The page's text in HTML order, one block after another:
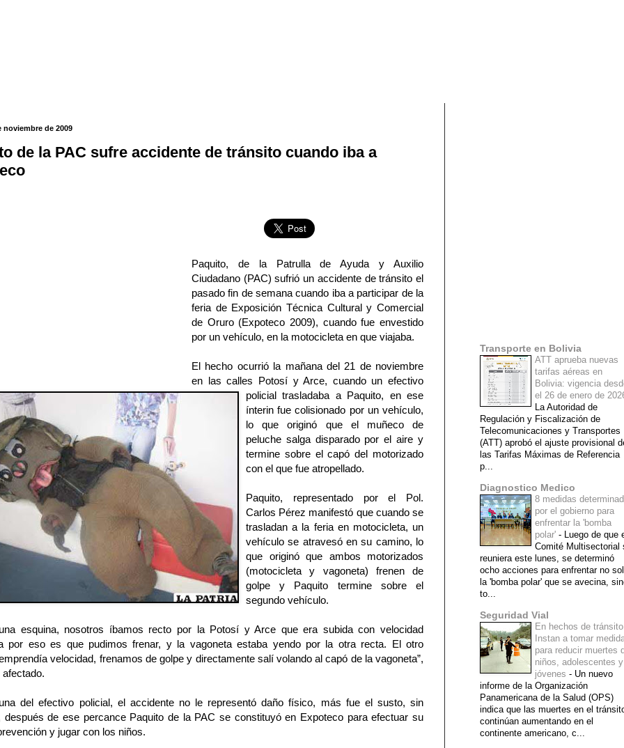
noviembre de 2009
de la PAC sufre accidente de tránsito cuando iba a
Paquito, de la Patrulla de Ayuda y Auxilio
Ciudadano (PAC) sufrió un accidente de tránsito el
pasado fin de semana cuando iba a participar de la
feria de Exposición Técnica Cultural y Comercial
de Oruro (Expoteco 2009), cuando fue envestido
por un vehículo, en la motocicleta en que viajaba.
El hecho ocurrió la mañana del 21 de noviembre
en las calles Potosí y Arce, cuando un efectivo
policial trasladaba a Paquito, en ese
ínterin fue colisionado por un vehículo,
lo que originó que el muñeco de
peluche salga disparado por el aire y
termine sobre el capó del motorizado
con el que fue atropellado.
Paquito, representado por el Pol.
Carlos Pérez manifestó que cuando se
trasladan a la feria en motocicleta, un
vehículo se atravesó en su camino, lo
que originó que ambos motorizados
(motocicleta y vagoneta) frenen de
golpe y Paquito termine sobre el
segundo vehículo.
esquina, nosotros íbamos recto por la Potosí y Arce que era subida con velocidad
por eso es que pudimos frenar, y la vagoneta estaba yendo por la otra recta. El otro
velocidad, frenamos de golpe y directamente salí volando al capó de la vagoneta”,
del efectivo policial, el accidente no le representó daño físico, más fue el susto, sin
después de ese percance Paquito de la PAC se constituyó en Expoteco para efectuar su
y jugar con los niños.
Transporte en Bolivia
ATT aprueba nuevas
tarifas aéreas en
Bolivia: vigencia
el 26 de enero de
La Autoridad de
Regulación y Fiscalización de
Telecomunicaciones y Transportes
(ATT) aprobó el ajuste provisional
las Tarifas Máximas de Referencia
p...
Diagnostico Medico
8 medidas
por el gobierno para
enfrentar la 'bomba
polar' - Luego de que
Comité Multisectorial
reuniera este lunes, se determinó
ocho acciones para enfrentar no
la 'bomba polar' que se avecina,
to...
Seguridad Vial
En hechos de tránsito
Instan a tomar
para reducir muertes
niños, adolescentes y
jóvenes - Un nuevo
informe de la Organización
Panamericana de la Salud (OPS)
indica que las muertes en el
continúan aumentando en el
continente americano, c...